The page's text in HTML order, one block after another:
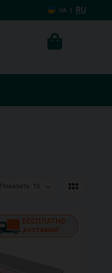
UA | RU
Показать: 15
БЕСПЛАТНО
доставим!